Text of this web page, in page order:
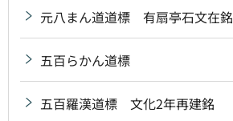
元八まん道道標 有扇亭石文在銘
五百らかん道標
五百羅漢道標 文化2年再建銘